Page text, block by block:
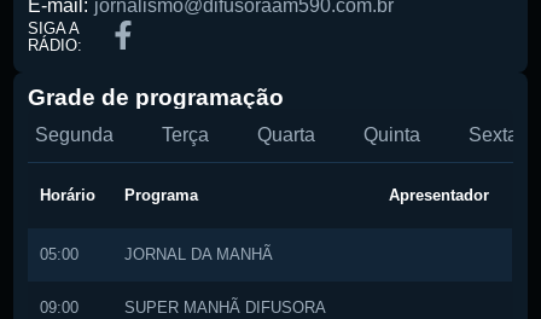
E-mail: jornalismo@difusoraam590.com.br
SIGA A
RÁDIO:
Grade de programação
Segunda Terça Quarta Quinta Sexta
Horário Programa Apresentador
05:00 JORNAL DA MANHÃ
09:00 SUPER MANHÃ DIFUSORA